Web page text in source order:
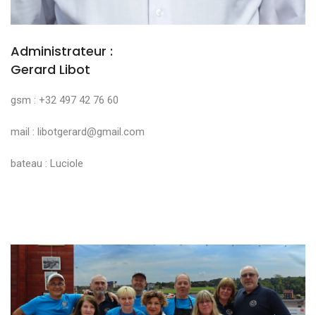
Administrateur :
Gerard Libot
gsm : +32 497 42 76 60
mail : libotgerard@gmail.com
bateau : Luciole